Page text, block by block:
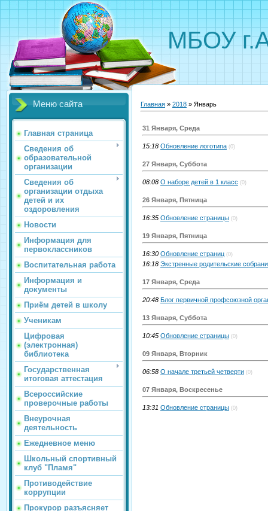
МБОУ
Меню сайта
Главная страница
Сведения об
образовательной
организации
Сведения об
организации отдыха
детей и их
оздоровления
Новости
Информация для
первоклассников
Воспитательная работа
Информация и
документы
Приём детей в школу
Ученикам
Цифровая
(электронная)
библиотека
Государственная
итоговая аттестация
Всероссийские
проверочные работы
Внеурочная
деятельность
Ежедневное меню
Школьный спортивный
клуб "Пламя"
Противодействие
коррупции
Прокурор разъясняет
Главная » 2018 » Январь
31 Января, Среда
15:18 Обновление логотипа (0)
27 Января, Суббота
08:08 О наборе детей в 1 класс (0)
26 Января, Пятница
16:35 Обновление страницы (0)
19 Января, Пятница
16:30 Обновление страниц (0)
16:18 Экстренные родительские
17 Января, Среда
20:48 Блог первичной профсоюзной
13 Января, Суббота
10:45 Обновление страницы (0)
09 Января, Вторник
06:58 О начале третьей четверти (0)
07 Января, Воскресенье
13:31 Обновление страницы (0)